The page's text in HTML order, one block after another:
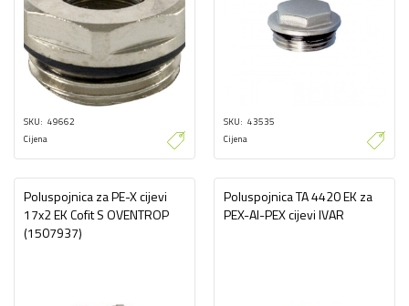
SKU 49662
Cijena
SKU 43535
Cijena
Poluspojnica za PE-X cijevi
17x2 EK Cofit S OVENTROP
(1507937)
Poluspojnica TA 4420 EK za
PEX-Al-PEX cijevi IVAR